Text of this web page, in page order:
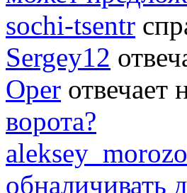
sochi-tsentr
Sergey12
Oper отвечает
ворота?
обналичивать